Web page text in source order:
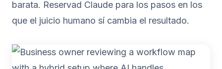
barata. Reservad Claude para los pasos en los
que el juicio humano sí cambia el resultado.